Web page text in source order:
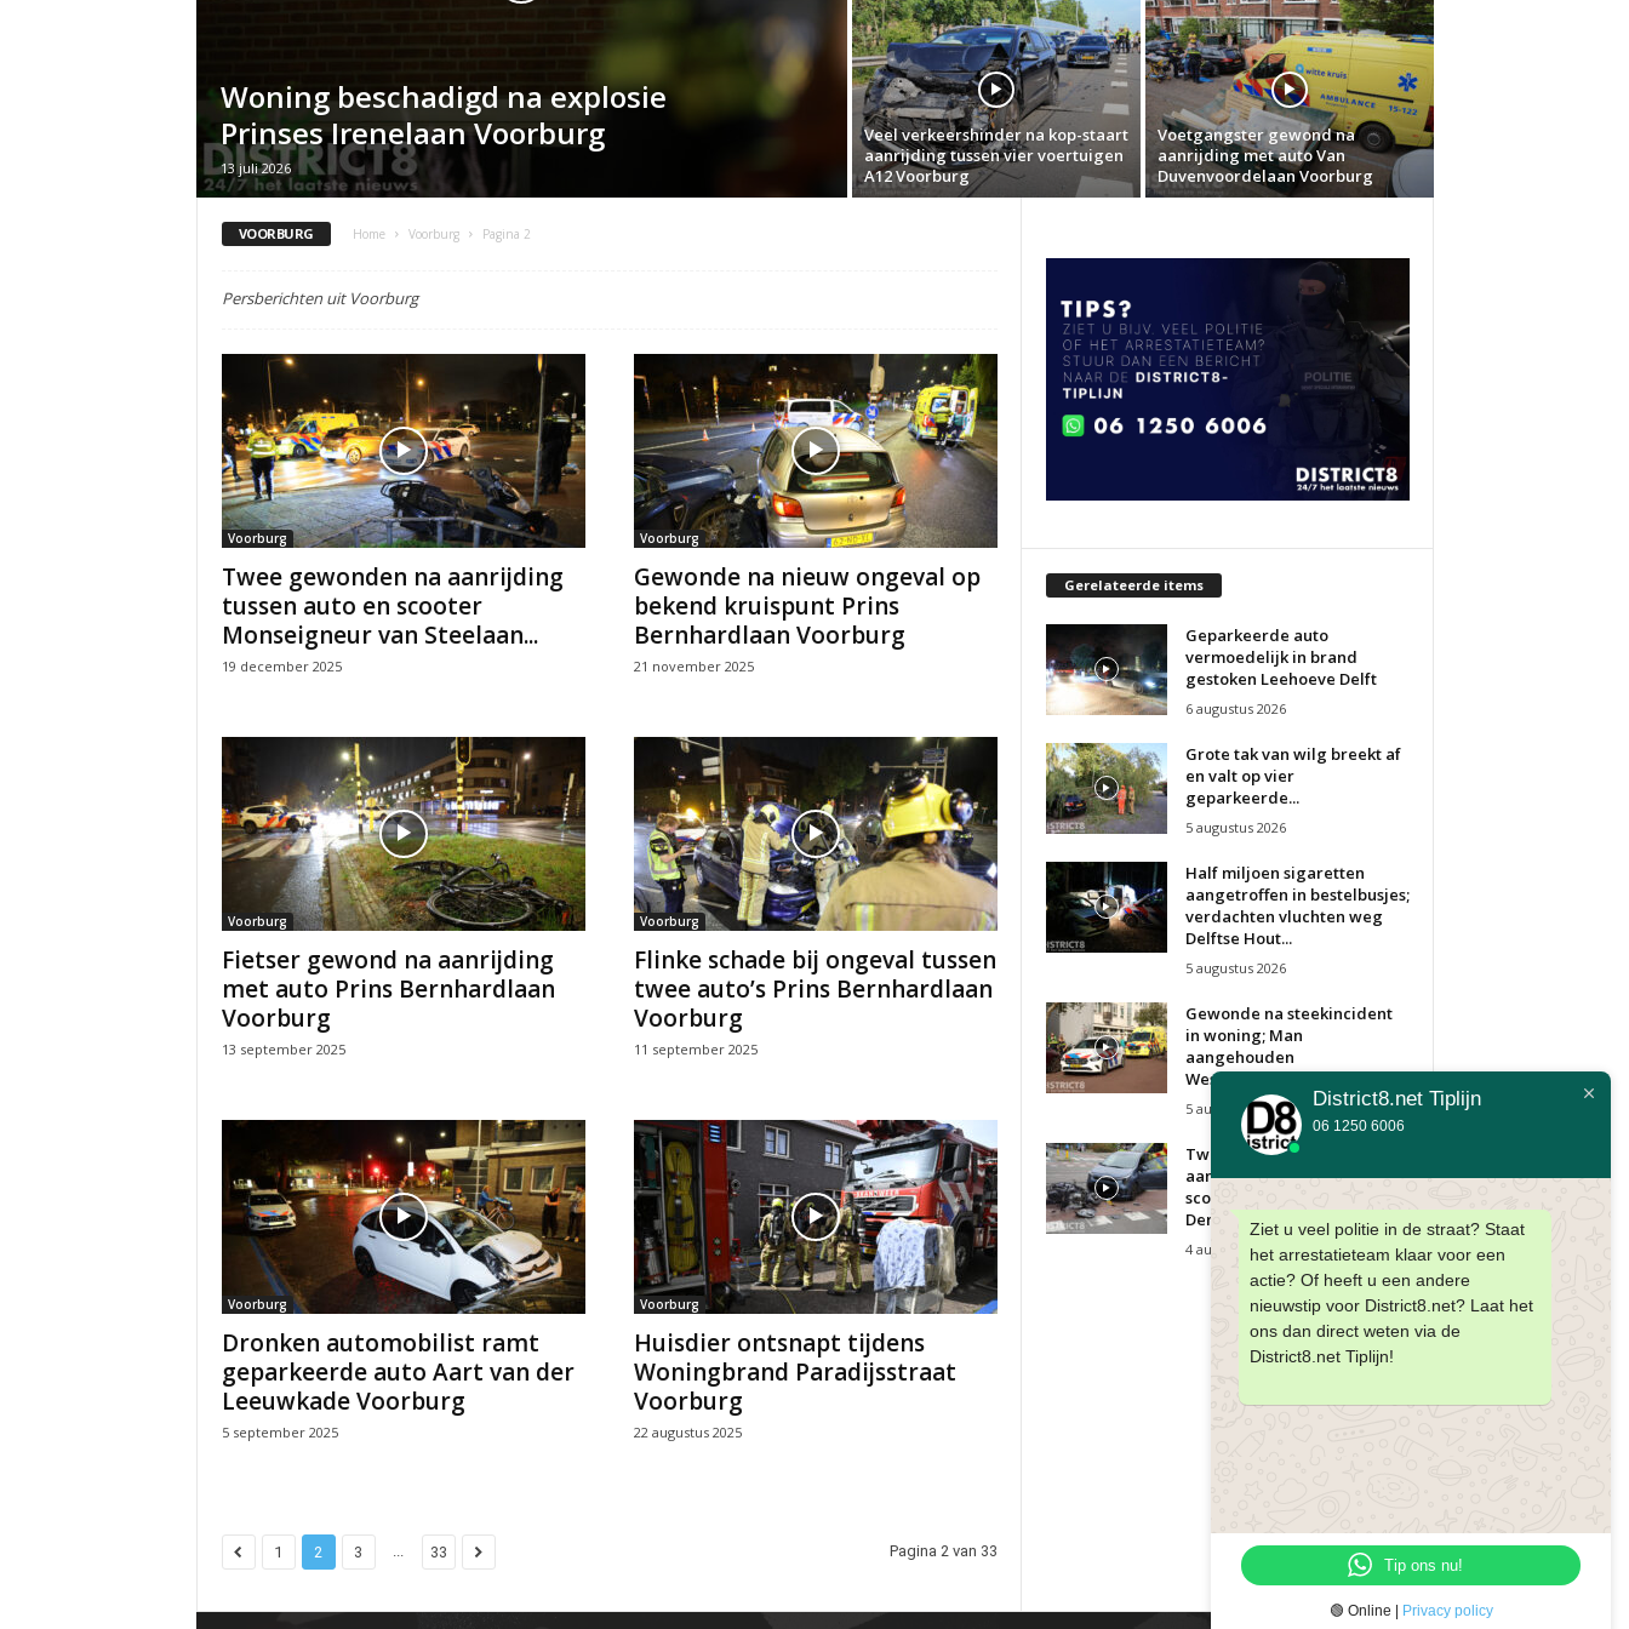
Woning beschadigd na explosie
Prinses Irenelaan Voorburg
13 juli 2026
Veel verkeershinder na kop-staart
aanrijding tussen vier voertuigen
A12 Voorburg
Voetgangster gewond na
aanrijding met auto Van
Duvenvoordelaan Voorburg
VOORBURG Home Voorburg Pagina 2
Persberichten uit Voorburg
Voorburg
Twee gewonden na aanrijding
tussen auto en scooter
Monseigneur van Steelaan...
19 december 2025
Voorburg
Gewonde na nieuw ongeval op
bekend kruispunt Prins
Bernhardlaan Voorburg
21 november 2025
Voorburg
Fietser gewond na aanrijding
met auto Prins Bernhardlaan
Voorburg
13 september 2025
Voorburg
Flinke schade bij ongeval tussen
twee auto’s Prins Bernhardlaan
Voorburg
11 september 2025
Voorburg
Dronken automobilist ramt
geparkeerde auto Aart van der
Leeuwkade Voorburg
5 september 2025
Voorburg
Huisdier ontsnapt tijdens
Woningbrand Paradijsstraat
Voorburg
22 augustus 2025
1 2 3 ... 33 Pagina 2 van 33
Gerelateerde items
Geparkeerde auto
vermoedelijk in brand
gestoken Leehoeve Delft
6 augustus 2026
Grote tak van wilg breekt af
en valt op vier
geparkeerde...
5 augustus 2026
Half miljoen sigaretten
aangetroffen in bestelbusjes;
verdachten vluchten weg
Delftse Hout...
5 augustus 2026
Gewonde na steekincident
in woning; Man
aangehouden
Westhovenplein Den Haag
5 augustus 2026
Twee gewonden bij
aanrijding tussen auto en
scooter Goudenregenstraat
Den Haag
4 augustus 2026
District8.net Tiplijn
06 1250 6006
Ziet u veel politie in de straat? Staat
het arrestatieteam klaar voor een
actie? Of heeft u een andere
nieuwstip voor District8.net? Laat het
ons dan direct weten via de
District8.net Tiplijn!
Tip ons nu!
🟢 Online | Privacy policy